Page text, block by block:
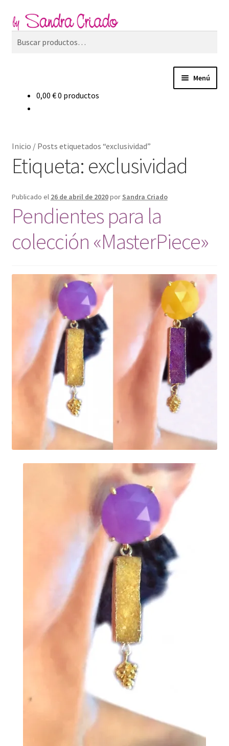
Ir
a
la
Ir
al
contenido
Buscar
Menú
Blog
Contacto
Mi cuenta
0,00 €0 productos
Inicio / Posts etiquetados “exclusividad”
Etiqueta: exclusividad
Publicado el 26 de abril de 2020por Sandra Criado
Pendientes para la
colección «MasterPiece»